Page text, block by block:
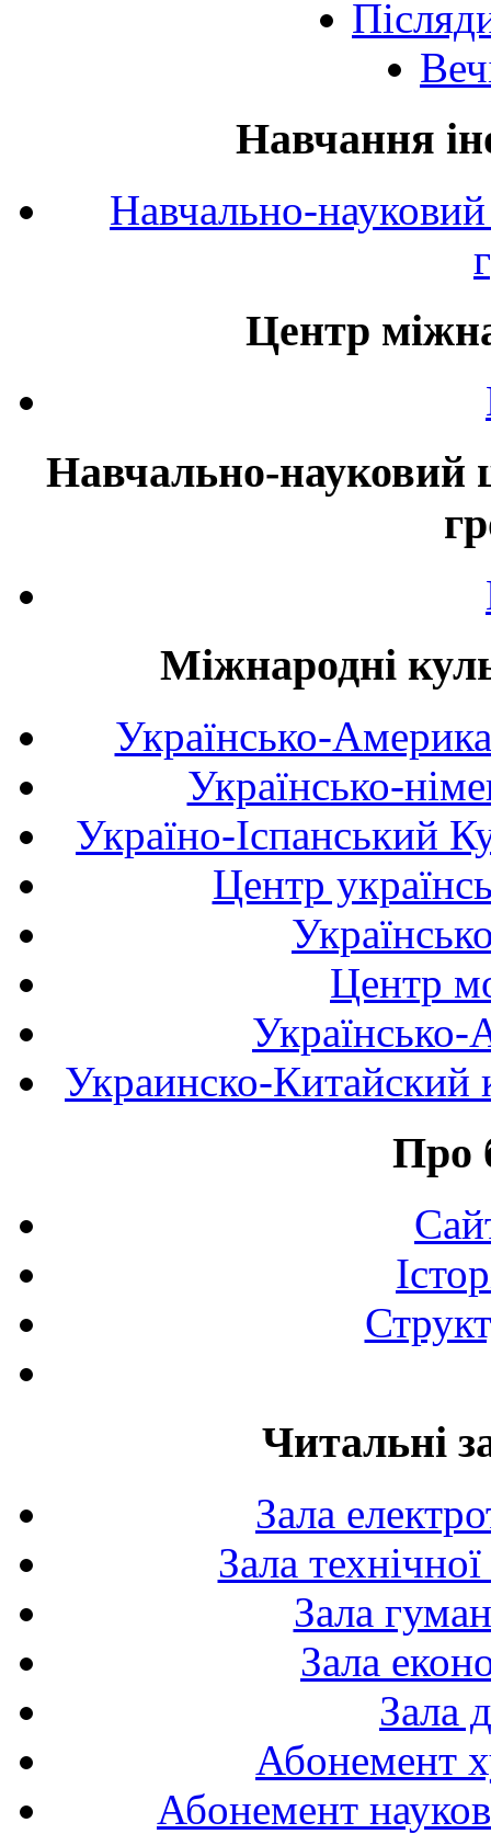
Навчання
Навчально-
Центр
Навчально-науковий
Міжнародні
Українсько-
Українсько-
Україно-Іспанський
Центр
Центр
Українсько-
Украинско-Китайский
Про
Читальні
Зала
Зала
Зала
Зала
Зала
Абонемент
Абонемент